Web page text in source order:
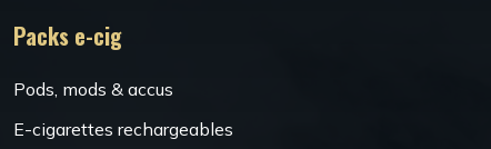
Packs e-cig
Pods, mods & accus
E-cigarettes rechargeables